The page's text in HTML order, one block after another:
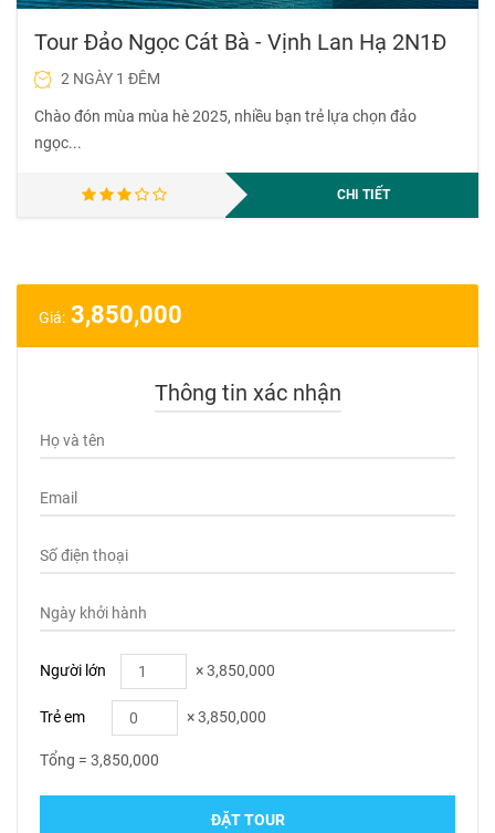
Tour Đảo Ngọc Cát Bà - Vịnh Lan Hạ 2N1Đ
2 NGÀY 1 ĐÊM
Chào đón mùa mùa hè 2025, nhiều bạn trẻ lựa chọn đảo
ngọc...
CHI TIẾT
Giá: 3,850,000
Thông tin xác nhận
Người lớn ×3,850,000
Trẻ em ×3,850,000
Tổng = 3,850,000